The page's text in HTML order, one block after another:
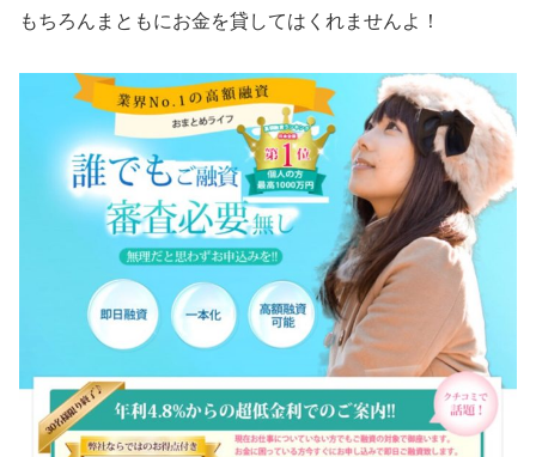
もちろんまともにお金を貸してはくれませんよ！